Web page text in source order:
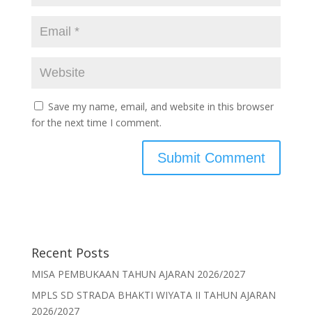
Save my name, email, and website in this browser
for the next time I comment.
Recent Posts
MISA PEMBUKAAN TAHUN AJARAN 2026/2027
MPLS SD STRADA BHAKTI WIYATA II TAHUN AJARAN
2026/2027